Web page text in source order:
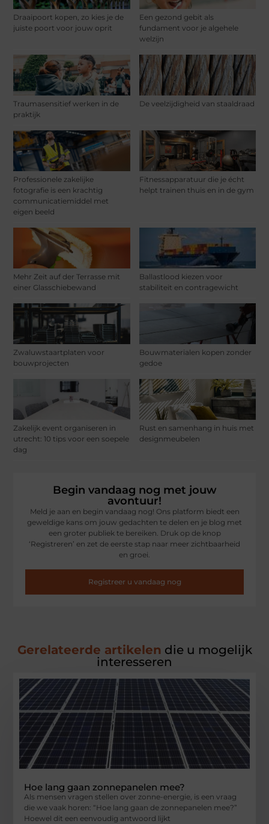
Draaipoort kopen, zo kies je de
juiste poort voor jouw oprit
Een gezond gebit als
fundament voor je algehele
welzijn
Traumasensitief werken in de
praktijk
De veelzijdigheid van staaldraad
Professionele zakelijke
fotografie is een krachtig
communicatiemiddel met
eigen beeld
Fitnessapparatuur die je écht
helpt trainen thuis en in de gym
Mehr Zeit auf der Terrasse mit
einer Glasschiebewand
Ballastlood kiezen voor
stabiliteit en contragewicht
Zwaluwstaartplaten voor
bouwprojecten
Bouwmaterialen kopen zonder
gedoe
Zakelijk event organiseren in
utrecht: 10 tips voor een soepele
dag
Rust en samenhang in huis met
designmeubelen
Begin vandaag nog met jouw
avontuur!
Meld je aan en begin vandaag nog! Ons platform biedt een
geweldige kans om jouw gedachten te delen en je blog met
een groter publiek te bereiken. Druk op de knop
‘Registreren’ en zet de eerste stap naar meer zichtbaarheid
en groei.
Registreer u vandaag nog
Gerelateerde artikelen die u mogelijk
interesseren
Hoe lang gaan zonnepanelen mee?
Als mensen vragen stellen over zonne-energie, is een vraag
die we vaak horen: “Hoe lang gaan de zonnepanelen mee?”
Hoewel dit een eenvoudig antwoord lijkt